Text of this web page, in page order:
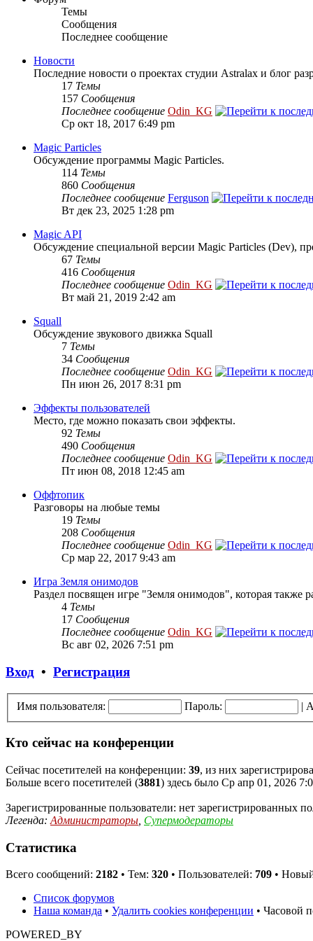
Темы
Сообщения
Последнее сообщение
Новости
Последние новости о проектах студии Astralax и блог
17 Темы
157 Сообщения
Последнее сообщение Odin_KG
Ср окт 18, 2017 6:49 pm
Magic Particles
Обсуждение программы Magic Particles.
114 Темы
860 Сообщения
Последнее сообщение Ferguson
Вт дек 23, 2025 1:28 pm
Magic API
Обсуждение специальной версии Magic Particles (Dev),
67 Темы
416 Сообщения
Последнее сообщение Odin_KG
Вт май 21, 2019 2:42 am
Squall
Обсуждение звукового движка Squall
7 Темы
34 Сообщения
Последнее сообщение Odin_KG
Пн июн 26, 2017 8:31 pm
Эффекты пользователей
Место, где можно показать свои эффекты.
92 Темы
490 Сообщения
Последнее сообщение Odin_KG
Пт июн 08, 2018 12:45 am
Оффтопик
Разговоры на любые темы
19 Темы
208 Сообщения
Последнее сообщение Odin_KG
Ср мар 22, 2017 9:43 am
Игра Земля онимодов
Раздел посвящен игре "Земля онимодов", которая также
4 Темы
17 Сообщения
Последнее сообщение Odin_KG
Вс авг 02, 2026 7:51 pm
Вход • Регистрация
Имя пользователя: Пароль: |
Кто сейчас на конференции
Сейчас посетителей на конференции: 39, из них
Больше всего посетителей (3881) здесь было Ср апр 01, 2026
Зарегистрированные пользователи: нет зарегистрированных
Легенда: Администраторы Супермодераторы
Статистика
Всего сообщений: 2182 • Тем: 320 • Пользователей: 709 •
Список форумов
Наша команда • Удалить cookies конференции • Часовой
POWERED_BY